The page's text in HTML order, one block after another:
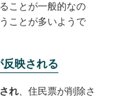
ことが一般的なの
ことが多いようで
映される
れ 、住民票が削除さ